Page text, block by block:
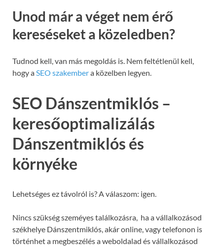
Unod már a véget nem érő
kereséseket a közeledben?
Tudnod kell, van más megoldás is. Nem feltétlenül kell,
hogy aSEO szakembera közelben legyen.
SEO Dánszentmiklós –
keresőoptimalizálás
Dánszentmiklós és
környéke
Lehetséges ez távolról is? A válaszom: igen.
Nincs szükség szeméyes találkozásra, ha a vállalkozásod
székhelye Dánszentmiklós, akár online, vagy telefonon is
történhet a megbeszélés a weboldalad és vállalkozásod